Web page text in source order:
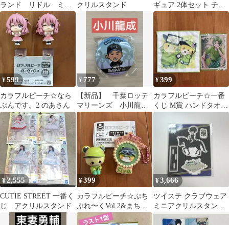
ランド リドル ミニ
アクリルスタンド 馬
術部 クラブウェア
クリルスタンド
ギュア 2体セット チョ
コエッグ ヒロアカ
¥599
カラフルピーチ☆なら
ぶんです。2 のあさん
¥ 777
【新品】 千葉ロッテ
マリーンズ 小川龍
成 BSW 缶バッジ
¥399
カラフルピーチ☆一番
くじ M賞 ハンドタオル
&クリアポスター シヴ
ァさん
¥2,555
CUTIE STREET 一番く
じ アクリルスタンド
¥399
カラフルピーチ☆ぷち
ぶれ〜くVol.2&まちぼ
うけ 1 シヴァさん
¥3,666
ツイステ クラブウェア
ミニアクリルスタンド
馬術部 セベク